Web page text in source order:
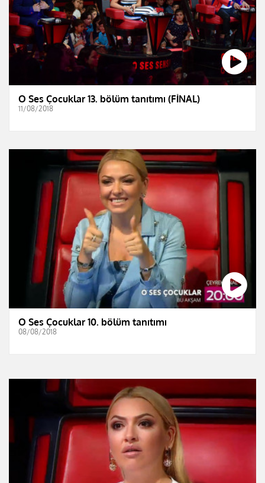
O Ses Çocuklar 13. bölüm tanıtımı (FİNAL)
11/08/2018
O Ses Çocuklar 10. bölüm tanıtımı
08/08/2018